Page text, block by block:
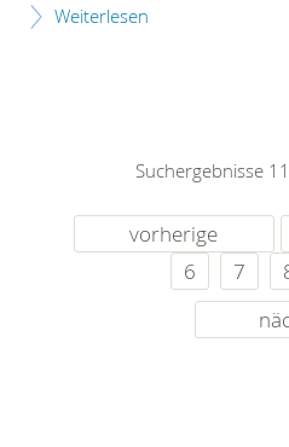
Weiterlesen
Suchergebnisse
vorherige
6
7